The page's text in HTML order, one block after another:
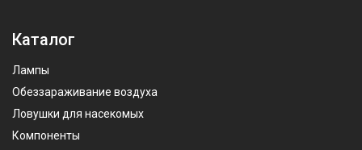
Каталог
Лампы
Обеззараживание воздуха
Ловушки для насекомых
Компоненты